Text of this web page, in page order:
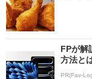
FPが解
方法と
PR(Fav-